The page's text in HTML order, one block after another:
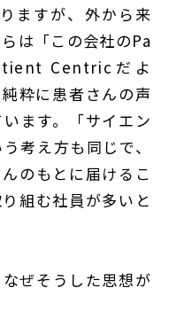
ますが、外から来
は「この会社のPa
Centricだよ
粋に患者さんの声
ます。「サイエン
考え方も同じで、
のもとに届けるこ
組む社員が多いと
ぜそうした思想が